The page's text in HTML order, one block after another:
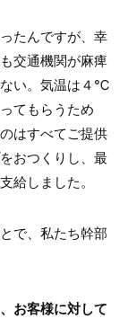
たんですが、幸
交通機関が麻痺
ない。気温は４℃
てもらうため
はすべてご提供
おつくりし、最
給しました。
で、私たち幹部
お客様に対して